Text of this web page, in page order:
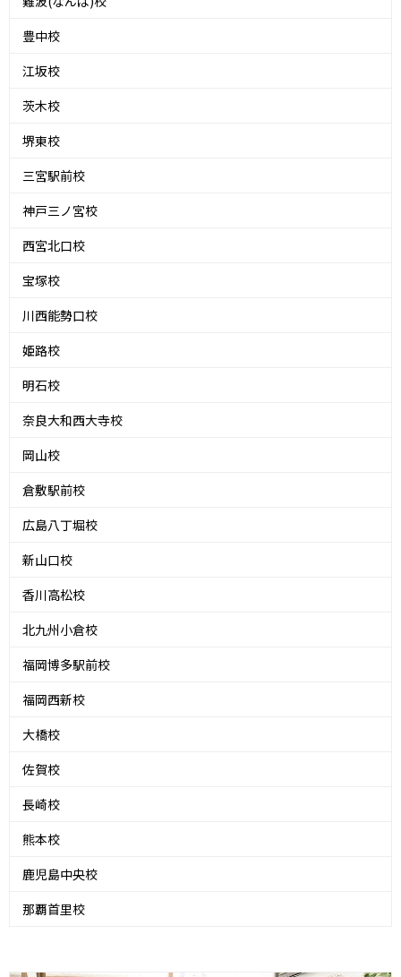
豊中校
江坂校
茨木校
堺東校
三宮駅前校
神戸三ノ宮校
西宮北口校
宝塚校
川西能勢口校
姫路校
明石校
奈良大和西大寺校
岡山校
倉敷駅前校
広島八丁堀校
新山口校
香川高松校
北九州小倉校
福岡博多駅前校
福岡西新校
大橋校
佐賀校
長崎校
熊本校
鹿児島中央校
那覇首里校